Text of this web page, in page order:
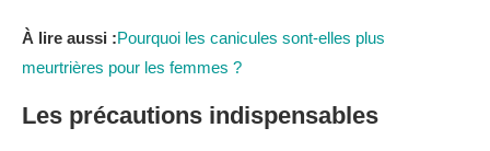
À lire aussi :Pourquoi les canicules sont-elles plus
meurtrières pour les femmes ?
Les précautions indispensables